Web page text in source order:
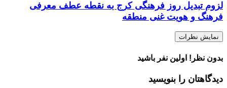
لزوم تبدیل روز فرهنگی کرج به نقطه عطف معرفی
فرهنگ و هویت غنی منطقه
نمایش نظرات
بدون نظر! اولین نفر باشید
دیدگاهتان را بنویسید